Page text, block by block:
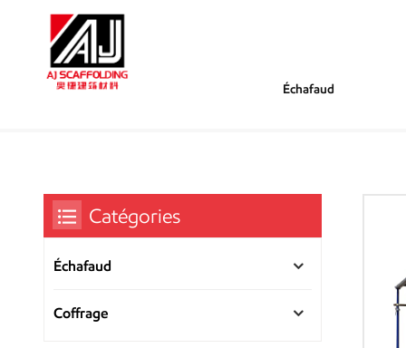
Échafaud
Catégories
Échafaud
Coffrage